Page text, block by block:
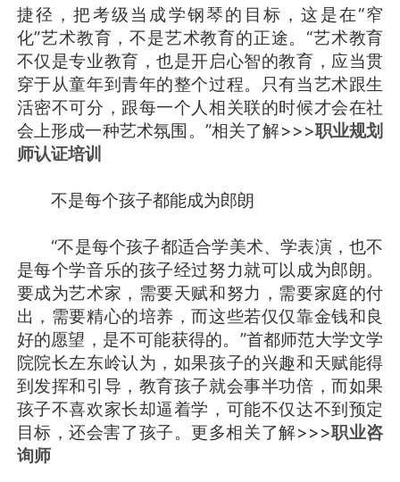
捷径，把考级当成学钢琴的目标，这是在“窄
化”艺术教育，不是艺术教育的正途。“艺术教育
不仅是专业教育，也是开启心智的教育，应当贯
穿于从童年到青年的整个过程。只有当艺术跟生
活密不可分，跟每一个人相关联的时候才会在社
会上形成一种艺术氛围。”相关了解>>>职业规划
师认证培训
不是每个孩子都能成为郎朗
“不是每个孩子都适合学美术、学表演，也不
是每个学音乐的孩子经过努力就可以成为郎朗。
要成为艺术家，需要天赋和努力，需要家庭的付
出，需要精心的培养，而这些若仅仅靠金钱和良
好的愿望，是不可能获得的。”首都师范大学文学
院院长左东岭认为，如果孩子的兴趣和天赋能得
到发挥和引导，教育孩子就会事半功倍，而如果
孩子不喜欢家长却逼着学，可能不仅达不到预定
目标，还会害了孩子。更多相关了解>>>职业咨
询师